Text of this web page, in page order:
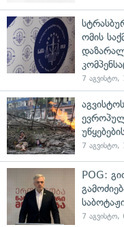
ომის
7 აგვისტო,
7 აგვისტო,
POG:
7 აგვისტო,